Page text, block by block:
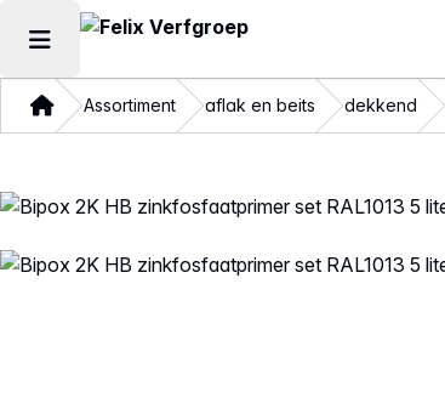
Hoofdmenu openen
ThuisAssortiment aflak en beits dekkend